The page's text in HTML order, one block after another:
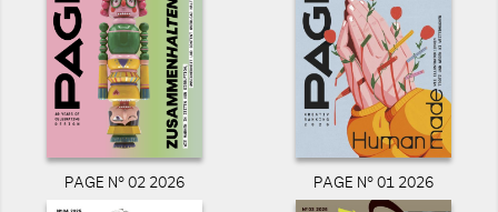
PAGE N° 02 2026 PAGE N° 01 2026